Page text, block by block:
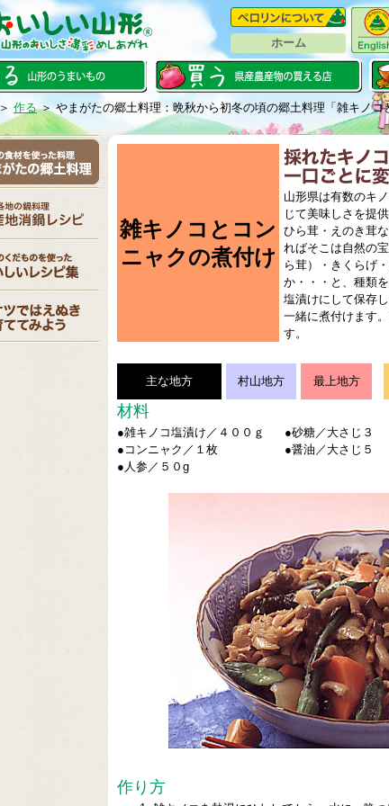
ホーム
＞ 作る＞やまがたの郷土料理：晩秋から初冬の頃の郷土料理「雑キノコ
雑キノコとコン
ニャクの煮付け
山形県は有数のキ
じて美味しさを提
ひら茸・えのき茸
ればそこは自然の
ら茸）・きくらげ
か・・・と、種類
塩漬けにして保存
一緒に煮付けます
す。
主な地方 村山地方 最上地方
材料
●雑キノコ塩漬け／４００ｇ
●コンニャク／１枚
●人参／５０g
●砂糖／大さじ３
●醤油／大さじ５
作り方